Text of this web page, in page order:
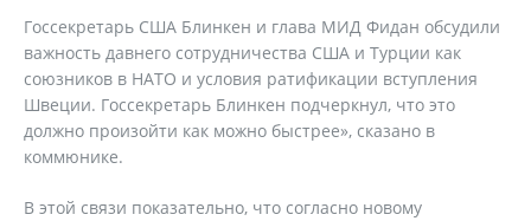
Госсекретарь США Блинкен и глава МИД Фидан обсудили
важность давнего сотрудничества США и Турции как
союзников в НАТО и условия ратификации вступления
Швеции. Госсекретарь Блинкен подчеркнул, что это
должно произойти как можно быстрее», сказано в
коммюнике.
В этой связи показательно, что согласно новому